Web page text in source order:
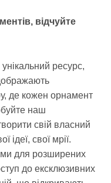
відчуйте
ресурс,
де кожен орнамент
наш
свій власний
ідеї, свої мрії.
для розширених
до ексклюзивних